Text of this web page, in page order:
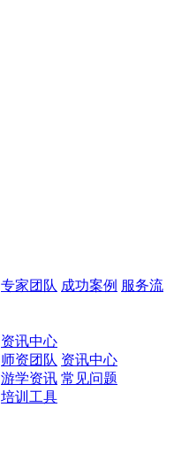
专家团队 成功案例 服务流
资讯中心
师资团队 资讯中心
游学资讯 常见问题
培训工具